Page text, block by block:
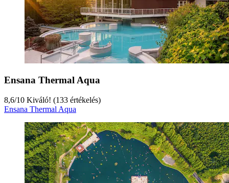
Ensana Thermal Aqua
8,6/10 Kiváló! (133 értékelés)
Ensana Thermal Aqua